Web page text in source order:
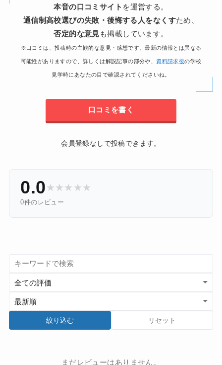
本音の口コミサイト を運営する。
通信制高校選びの失敗・後悔する人をなくすため、
否定的な意見 も掲載しています。
※口コミは、投稿時の主観的な意見・感想です。最新の情報とは異なる
可能性がありますので、詳しくは解説記事の部分や、 資料請求後の学校
見学時にあなたの目で確認されてくださいね。
口コミを書く
会員登録なしで投稿できます。
0.0 ★ ★ ★ ★ ★
0件のレビュー
絞り込む リセット
まだレビューはありません。